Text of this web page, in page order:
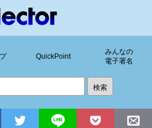
QuickPoint
みんなの
電子署名